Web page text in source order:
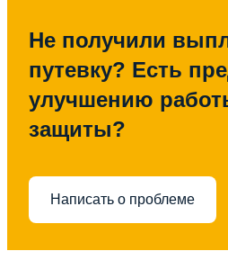
Не получили
путевку? Есть
улучшению
защиты?
Написать о проблеме